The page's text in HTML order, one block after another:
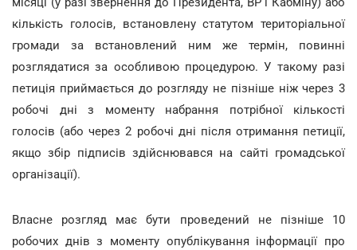
кількість голосів, встановлену статутом територіальної
громади за встановлений ним же термін, повинні
розглядатися за особливою процедурою. У такому разі
петиція приймається до розгляду не пізніше ніж через 3
робочі дні з моменту набрання потрібної кількості
голосів (або через 2 робочі дні після отримання петиції,
якщо збір підписів здійснювався на сайті громадської
організації).
Власне розгляд має бути проведений не пізніше 10
робочих днів з моменту опублікування інформації про